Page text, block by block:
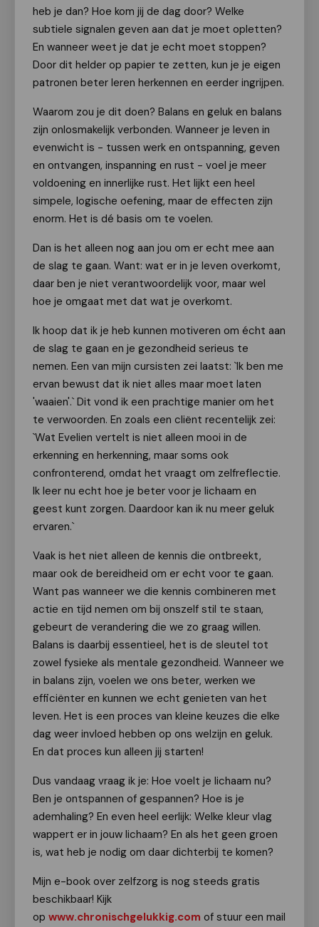
heb je dan? Hoe kom jij de dag door? Welke
subtiele signalen geven aan dat je moet opletten?
En wanneer weet je dat je echt moet stoppen?
Door dit helder op papier te zetten, kun je je eigen
patronen beter leren herkennen en eerder ingrijpen.
Waarom zou je dit doen? Balans en geluk en balans
zijn onlosmakelijk verbonden. Wanneer je leven in
evenwicht is - tussen werk en ontspanning, geven
en ontvangen, inspanning en rust - voel je meer
voldoening en innerlijke rust. Het lijkt een heel
simpele, logische oefening, maar de effecten zijn
enorm. Het is dé basis om te voelen.
Dan is het alleen nog aan jou om er echt mee aan
de slag te gaan. Want: wat er in je leven overkomt,
daar ben je niet verantwoordelijk voor, maar wel
hoe je omgaat met dat wat je overkomt.
Ik hoop dat ik je heb kunnen motiveren om écht aan
de slag te gaan en je gezondheid serieus te
nemen. Een van mijn cursisten zei laatst: `Ik ben me
ervan bewust dat ik niet alles maar moet laten
'waaien'.` Dit vond ik een prachtige manier om het
te verwoorden. En zoals een cliënt recentelijk zei:
`Wat Evelien vertelt is niet alleen mooi in de
erkenning en herkenning, maar soms ook
confronterend, omdat het vraagt om zelfreflectie.
Ik leer nu echt hoe je beter voor je lichaam en
geest kunt zorgen. Daardoor kan ik nu meer geluk
ervaren.`
Vaak is het niet alleen de kennis die ontbreekt,
maar ook de bereidheid om er echt voor te gaan.
Want pas wanneer we die kennis combineren met
actie en tijd nemen om bij onszelf stil te staan,
gebeurt de verandering die we zo graag willen.
Balans is daarbij essentieel, het is de sleutel tot
zowel fysieke als mentale gezondheid. Wanneer we
in balans zijn, voelen we ons beter, werken we
efficiënter en kunnen we echt genieten van het
leven. Het is een proces van kleine keuzes die elke
dag weer invloed hebben op ons welzijn en geluk.
En dat proces kun alleen jij starten!
Dus vandaag vraag ik je: Hoe voelt je lichaam nu?
Ben je ontspannen of gespannen? Hoe is je
ademhaling? En even heel eerlijk: Welke kleur vlag
wappert er in jouw lichaam? En als het geen groen
is, wat heb je nodig om daar dichterbij te komen?
Mijn e-book over zelfzorg is nog steeds gratis
beschikbaar! Kijk
op www.chronischgelukkig.com of stuur een mail